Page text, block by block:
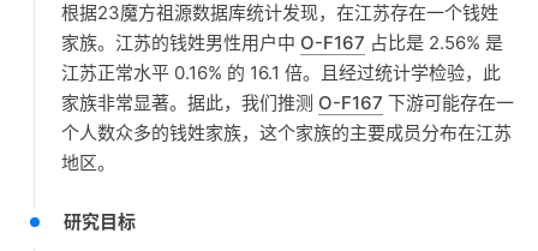
根据23魔方祖源数据库统计发现，在江苏存在一个钱姓
家族。江苏的钱姓男性用户中 O-F167 占比是 2.56% 是
江苏正常水平 0.16% 的 16.1 倍。且经过统计学检验，此
家族非常显著。据此，我们推测 O-F167 下游可能存在一
个人数众多的钱姓家族，这个家族的主要成员分布在江苏
地区。
研究目标